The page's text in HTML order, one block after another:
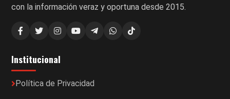
con la información veraz y oportuna desde 2015.
Institucional
Política de Privacidad